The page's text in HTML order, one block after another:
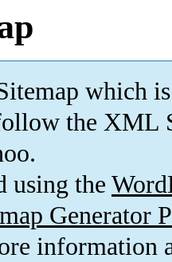
which is
the XML
using the
Generator
information